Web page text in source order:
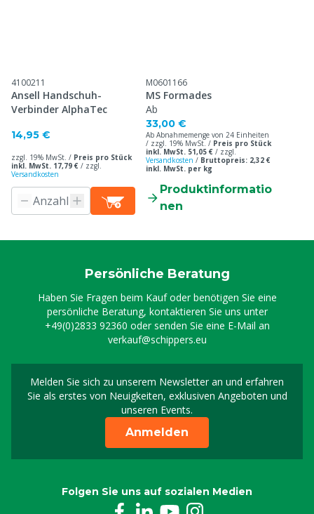
4100211
Ansell Handschuh-
Verbinder AlphaTec
14,95 €
zzgl. 19% MwSt. / Preis pro Stück
inkl. MwSt. 17,79 € / zzgl.
Versandkosten
M0601166
MS Formades
Ab
33,00 €
Ab Abnahmemenge von 24 Einheiten
/ zzgl. 19% MwSt. / Preis pro Stück
inkl. MwSt. 51,05 € / zzgl.
Versandkosten / Bruttopreis: 2,32 €
inkl. MwSt. per kg
Produktinformatio
nen
Persönliche Beratung
Haben Sie Fragen beim Kauf oder benötigen Sie eine
persönliche Beratung, kontaktieren Sie uns unter
+49(0)2833 92360 oder senden Sie eine E-Mail an
verkauf@schippers.eu
Melden Sie sich zu unserem Newsletter an und erfahren
Sie als erstes von Neuigkeiten, exklusiven Angeboten und
unseren Events.
Melden Sie sich für
Anmelden
Folgen Sie uns auf sozialen Medien